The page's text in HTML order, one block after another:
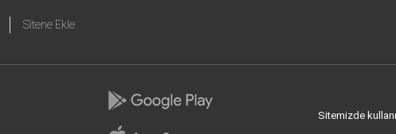
Sitene Ekle
Sitemizde